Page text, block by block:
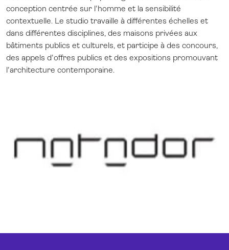
conception centrée sur l'homme et la sensibilité
contextuelle. Le studio travaille à différentes échelles et
dans différentes disciplines, des maisons privées aux
bâtiments publics et culturels, et participe à des concours,
des appels d'offres publics et des expositions promouvant
l'architecture contemporaine.